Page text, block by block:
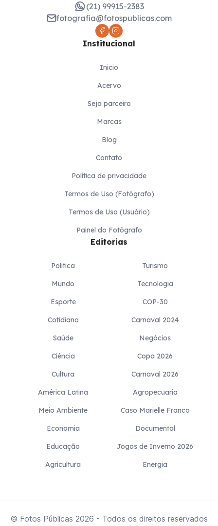
(21) 99915-2383
fotografia@fotospublicas.com
Institucional
Inicio
Acervo
Seja parceiro
Marcas
Blog
Contato
Política de privacidade
Termos de Uso (Fotógrafo)
Termos de Uso (Usuário)
Painel do Fotógrafo
Editorias
Politica
Mundo
Esporte
Cotidiano
Saúde
Ciência
Cultura
América Latina
Meio Ambiente
Economia
Educação
Agricultura
Turismo
Tecnologia
COP-30
Carnaval 2024
Negócios
Copa 2026
Carnaval 2026
Agropecuaria
Caso Marielle Franco
Documental
Jogos de Inverno 2026
Energia
© Fotos Públicas 2026 - Todos os direitos reservados